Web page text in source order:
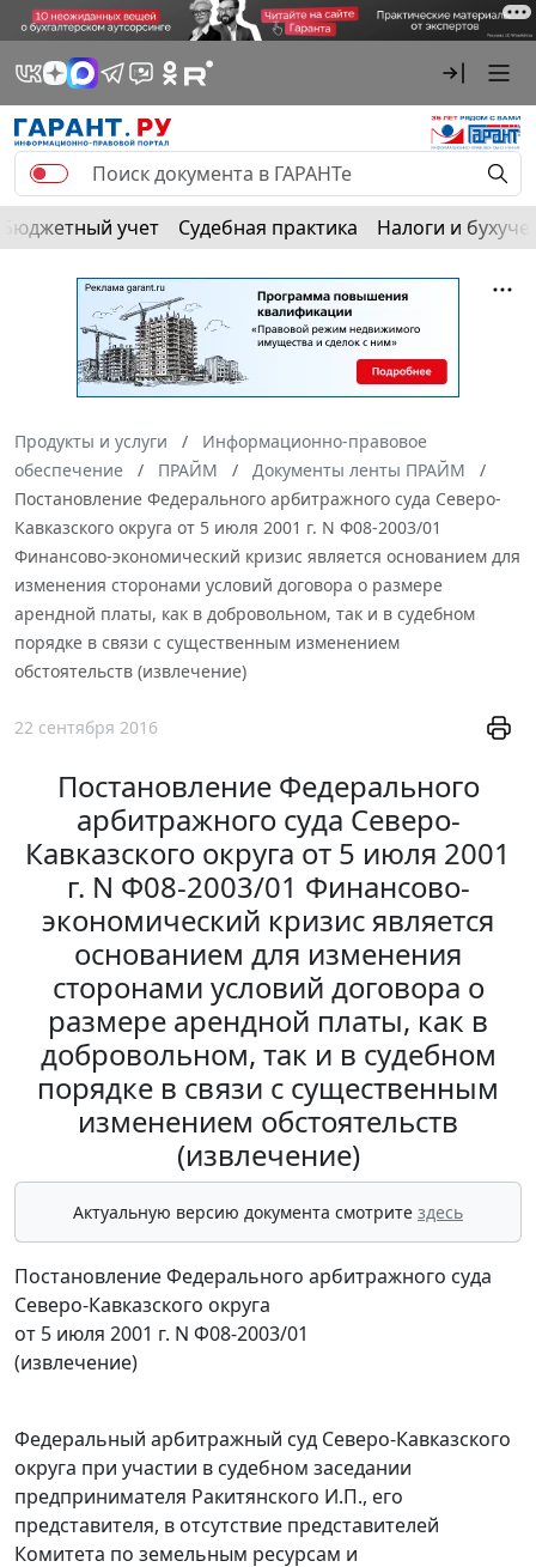
Бюджетный учет Судебная практика Налоги и
Продукты и услуги
Информационно-правовое
обеспечение
ПРАЙМ
Документы ленты ПРАЙМ
Постановление Федерального арбитражного суда Северо-
Кавказского округа от 5 июля 2001 г. N Ф08-2003/01
Финансово-экономический кризис является основанием для
изменения сторонами условий договора о размере
арендной платы, как в добровольном, так и в судебном
порядке в связи с существенным изменением
обстоятельств (извлечение)
22 сентября 2016
Постановление Федерального
арбитражного суда Северо-
Кавказского округа от 5 июля 2001
г. N Ф08-2003/01 Финансово-
экономический кризис является
основанием для изменения
сторонами условий договора о
размере арендной платы, как в
добровольном, так и в судебном
порядке в связи с существенным
изменением обстоятельств
(извлечение)
Актуальную версию документа смотрите здесь
Постановление Федерального арбитражного суда
Северо-Кавказского округа
от 5 июля 2001 г. N Ф08-2003/01
(извлечение)
Федеральный арбитражный суд Северо-Кавказского
округа при участии в судебном заседании
предпринимателя Ракитянского И.П., его
представителя, в отсутствие представителей
Комитета по земельным ресурсам и